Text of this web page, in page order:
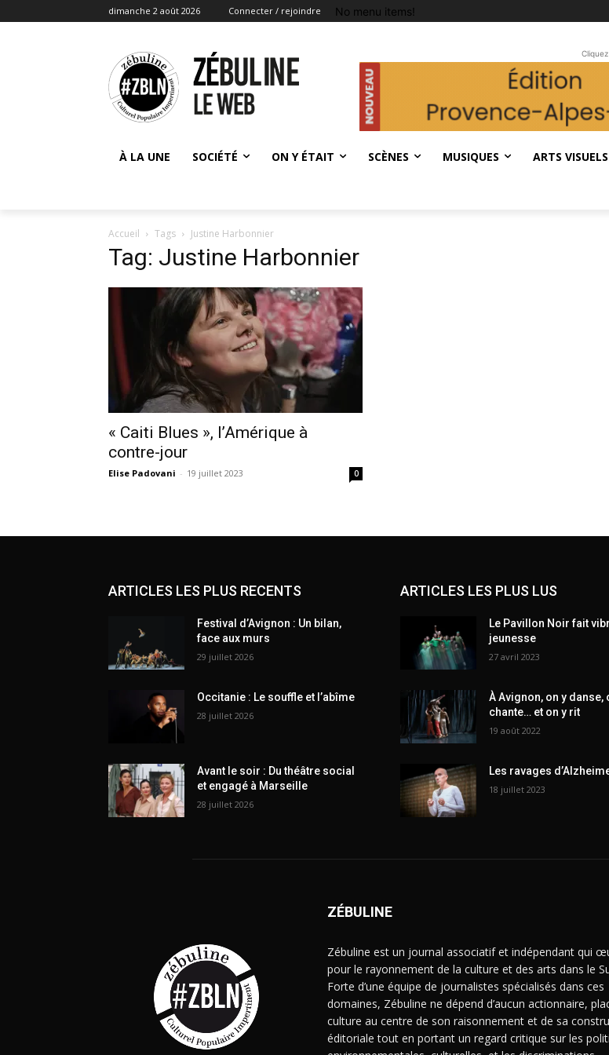
dimanche 2 août 2026 Connecter / rejoindre No menu items!
À LA UNE SOCIÉTÉ ON Y ÉTAIT SCÈNES MUSIQUES ARTS VISUELS
Accueil Tags Justine Harbonnier
Tag: Justine Harbonnier
« Caiti Blues », l’Amérique à
contre-jour
Elise Padovani - 19 juillet 2023 0
ARTICLES LES PLUS RECENTS
Festival d’Avignon : Un bilan,
face aux murs
29 juillet 2026
Occitanie : Le souffle et l’abîme
28 juillet 2026
Avant le soir : Du théâtre social
et engagé à Marseille
28 juillet 2026
ARTICLES LES PLUS LUS
Le Pavillon Noir fait
jeunesse
27 avril 2023
À Avignon, on y danse,
chante… et on y rit
19 août 2022
Les ravages
18 juillet 2023
ZÉBULINE
Zébuline est un journal associatif et indépendant qui
pour le rayonnement de la culture et des arts dans le
Forte d’une équipe de journalistes spécialisés dans ces
domaines, Zébuline ne dépend d’aucun actionnaire,
culture au centre de son raisonnement et de sa
éditoriale tout en portant un regard critique sur les